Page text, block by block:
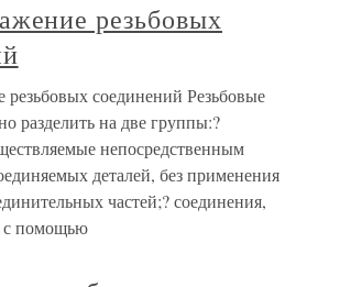
резьбовых
резьбовых соединений Резьбовые
разделить на две группы:?
непосредственным
деталей, без применения
частей;? соединения,
с помощью